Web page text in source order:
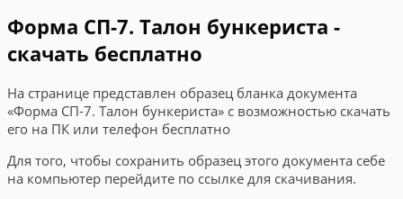
Форма СП-7. Талон бункериста -
скачать бесплатно
На странице представлен образец бланка документа
«Форма СП-7. Талон бункериста» с возможностью скачать
его на ПК или телефон бесплатно
Для того, чтобы сохранить образец этого документа себе
на компьютер перейдите по ссылке для скачивания.